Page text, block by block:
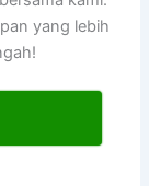
yang lebih